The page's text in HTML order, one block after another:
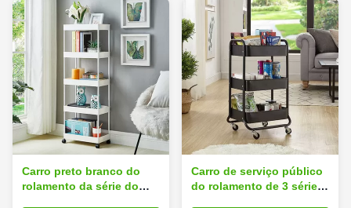
Carro preto branco do
rolamento da série do
Carro de serviço público
do rolamento de 3 séries